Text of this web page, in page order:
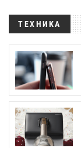
ТЕХНИКА